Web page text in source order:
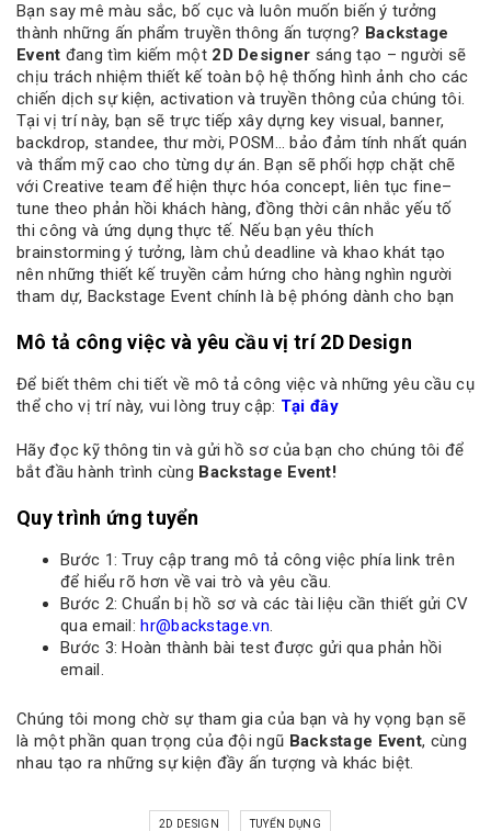
Bạn say mê màu sắc, bố cục và luôn muốn biến ý tưởng
thành những ấn phẩm truyền thông ấn tượng? Backstage
Event đang tìm kiếm một 2D Designer sáng tạo – người sẽ
chịu trách nhiệm thiết kế toàn bộ hệ thống hình ảnh cho các
chiến dịch sự kiện, activation và truyền thông của chúng tôi.
Tại vị trí này, bạn sẽ trực tiếp xây dựng key visual, banner,
backdrop, standee, thư mời, POSM… bảo đảm tính nhất quán
và thẩm mỹ cao cho từng dự án. Bạn sẽ phối hợp chặt chẽ
với Creative team để hiện thực hóa concept, liên tục fine–
tune theo phản hồi khách hàng, đồng thời cân nhắc yếu tố
thi công và ứng dụng thực tế. Nếu bạn yêu thích
brainstorming ý tưởng, làm chủ deadline và khao khát tạo
nên những thiết kế truyền cảm hứng cho hàng nghìn người
tham dự, Backstage Event chính là bệ phóng dành cho bạn
Mô tả công việc và yêu cầu vị trí 2D Design
Để biết thêm chi tiết về mô tả công việc và những yêu cầu cụ
thể cho vị trí này, vui lòng truy cập: Tại đây
Hãy đọc kỹ thông tin và gửi hồ sơ của bạn cho chúng tôi để
bắt đầu hành trình cùng Backstage Event!
Quy trình ứng tuyển
Bước 1: Truy cập trang mô tả công việc phía link trên
để hiểu rõ hơn về vai trò và yêu cầu.
Bước 2: Chuẩn bị hồ sơ và các tài liệu cần thiết gửi CV
qua email:hr@backstage.vn.
Bước 3: Hoàn thành bài test được gửi qua phản hồi
email.
Chúng tôi mong chờ sự tham gia của bạn và hy vọng bạn sẽ
là một phần quan trọng của đội ngũ Backstage Event, cùng
nhau tạo ra những sự kiện đầy ấn tượng và khác biệt.
2D DESIGN TUYỂN DỤNG